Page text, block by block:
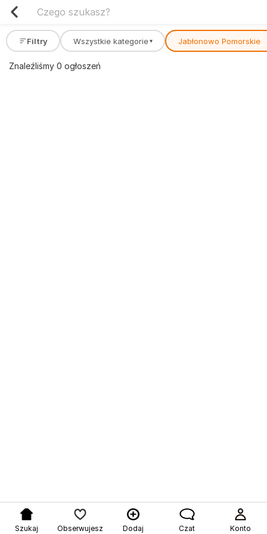
Filtry Wszystkie kategorie ▾ Jabłonowo Pomorskie
Znaleźliśmy 0 ogłoszeń
Szukaj Obserwujesz Dodaj Czat Konto